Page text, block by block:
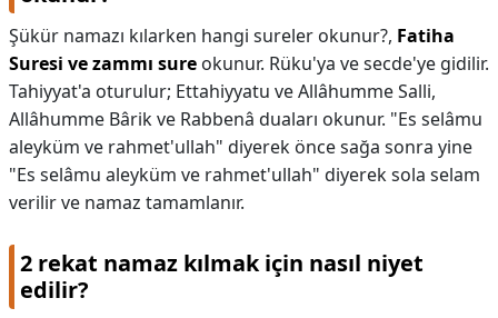
Şükür namazı kılarken hangi sureler okunur?, Fatiha
Suresi ve zammı sure okunur. Rüku'ya ve secde'ye gidilir.
Tahiyyat'a oturulur; Ettahiyyatu ve Allâhumme Salli,
Allâhumme Bârik ve Rabbenâ duaları okunur. "Es selâmu
aleyküm ve rahmet'ullah" diyerek önce sağa sonra yine
"Es selâmu aleyküm ve rahmet'ullah" diyerek sola selam
verilir ve namaz tamamlanır.
2 rekat namaz kılmak için nasıl niyet
edilir?